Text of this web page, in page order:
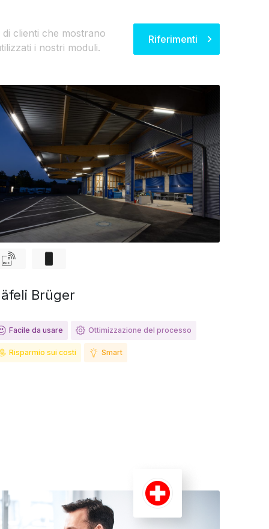
clienti che mostrano
i nostri moduli.
Riferimenti
Brüger
Facile da usare Ottimizzazione del processo
Risparmio sui costi Smart